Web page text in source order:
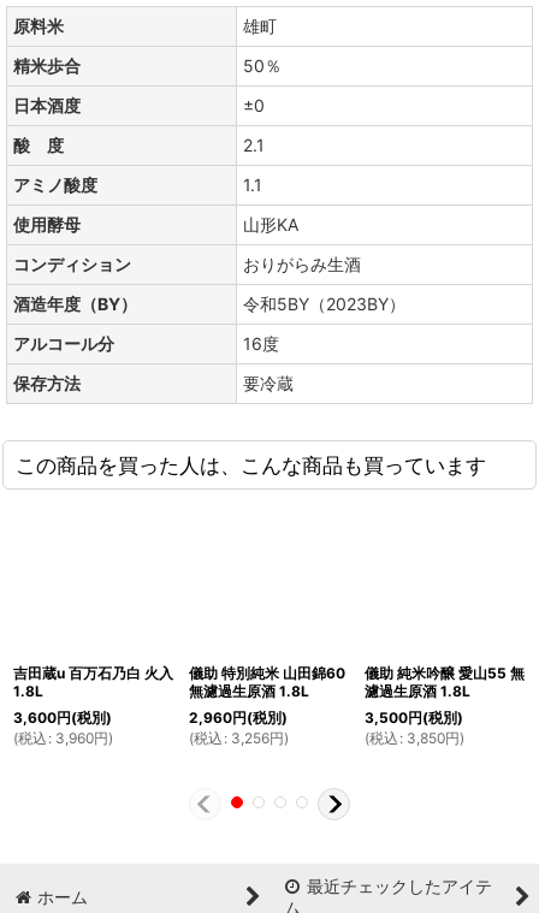
原料米
雄町
精米歩合
50％
日本酒度
±0
酸 度
2.1
アミノ酸度
1.1
使用酵母
山形KA
コンディション
おりがらみ生酒
酒造年度（BY）
令和5BY（2023BY）
アルコール分
16度
保存方法
要冷蔵
この商品を買った人は、こんな商品も買っています
吉田蔵u 百万石乃白 火入
1.8L
3,600円(税別)
(税込 : 3,960円)
儀助 特別純米 山田錦60
無濾過生原酒 1.8L
2,960円(税別)
(税込 : 3,256円)
儀助 純米吟醸 愛山55 無
濾過生原酒 1.8L
3,500円(税別)
(税込 : 3,850円)
ホーム
最近チェックしたアイテ
ム